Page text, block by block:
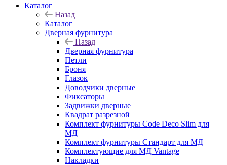
Каталог
Назад
Каталог
Дверная фурнитура
Назад
Дверная фурнитура
Петли
Броня
Глазок
Доводчики дверные
Фиксаторы
Задвижки дверные
Квадрат разрезной
Комплект фурнитуры Code Deco Slim для
МД
Комплект фурнитуры Стандарт для МД
Комплектующие для МД Vantage
Накладки